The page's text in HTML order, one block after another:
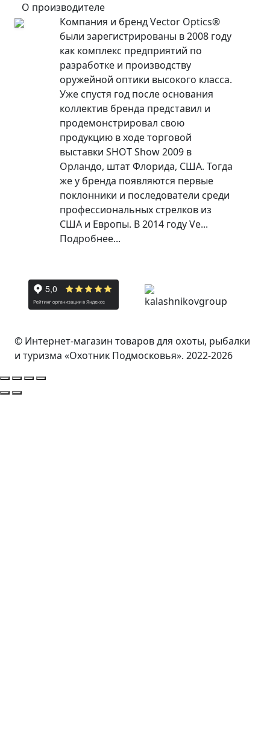
О производителе
Компания и бренд Vector Optics®
были зарегистрированы в 2008 году
как комплекс предприятий по
разработке и производству
оружейной оптики высокого класса.
Уже спустя год после основания
коллектив бренда представил и
продемонстрировал свою
продукцию в ходе торговой
выставки SHOT Show 2009 в
Орландо, штат Флорида, США. Тогда
же у бренда появляются первые
поклонники и последователи среди
профессиональных стрелков из
США и Европы. В 2014 году Ve...
Подробнее...
© Интернет-магазин товаров для охоты, рыбалки
и туризма «Охотник Подмосковья». 2022-2026